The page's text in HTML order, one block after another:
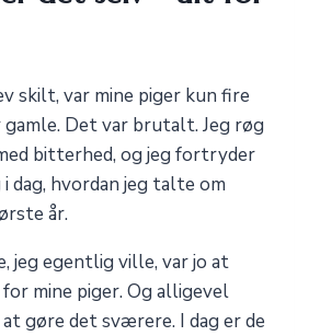
skilt, var mine piger kun fire
gamle. Det var brutalt. Jeg røg
bitterhed, og jeg fortryder
i dag, hvordan jeg talte om
år.
jeg egentlig ville, var jo at
mine piger. Og alligevel
gøre det sværere. I dag er de